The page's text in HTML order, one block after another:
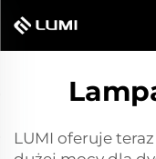
LUMI oferuje